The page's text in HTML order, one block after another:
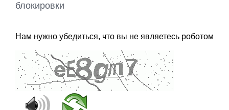
блокировки
Нам нужно убедиться, что вы не являетесь роботом